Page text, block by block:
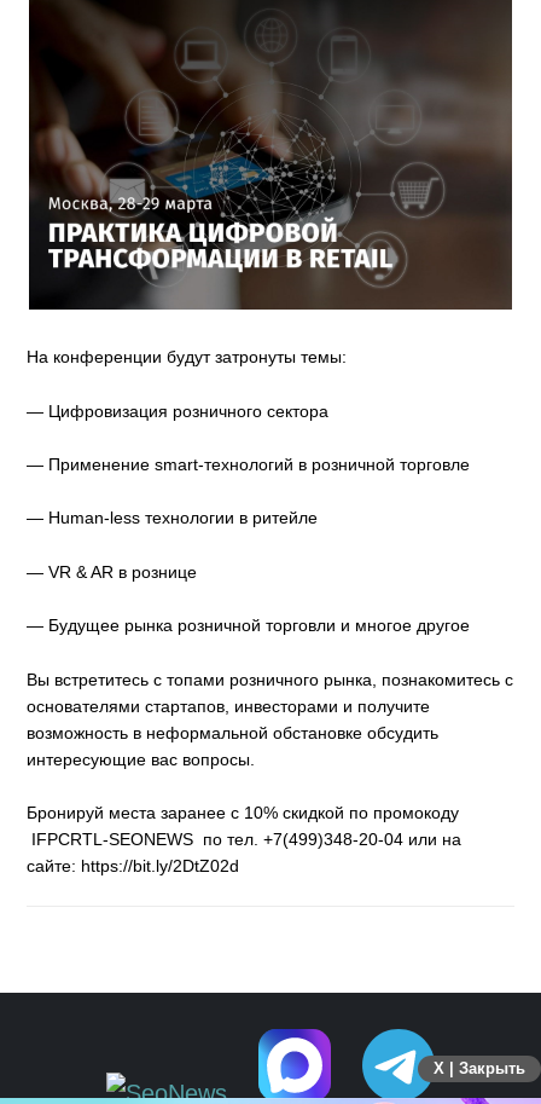
На конференции будут затронуты темы:
— Цифровизация розничного сектора
— Применение smart-технологий в розничной торговле
— Human-less технологии в ритейле
— VR & AR в рознице
— Будущее рынка розничной торговли и многое другое
Вы встретитесь с топами розничного рынка, познакомитесь с
основателями стартапов, инвесторами и получите
возможность в неформальной обстановке обсудить
интересующие вас вопросы.
Бронируй места заранее с 10% скидкой по промокоду
IFPCRTL-SEONEWS по тел. +7(499)348-20-04 или на
сайте: https://bit.ly/2DtZ02d
X | Закрыть